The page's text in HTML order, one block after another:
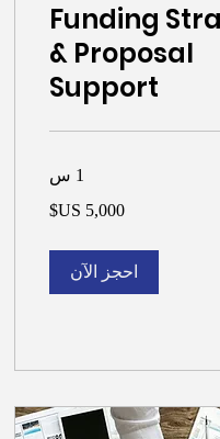
Funding
& Proposal
Support
1 س
احجز الآن